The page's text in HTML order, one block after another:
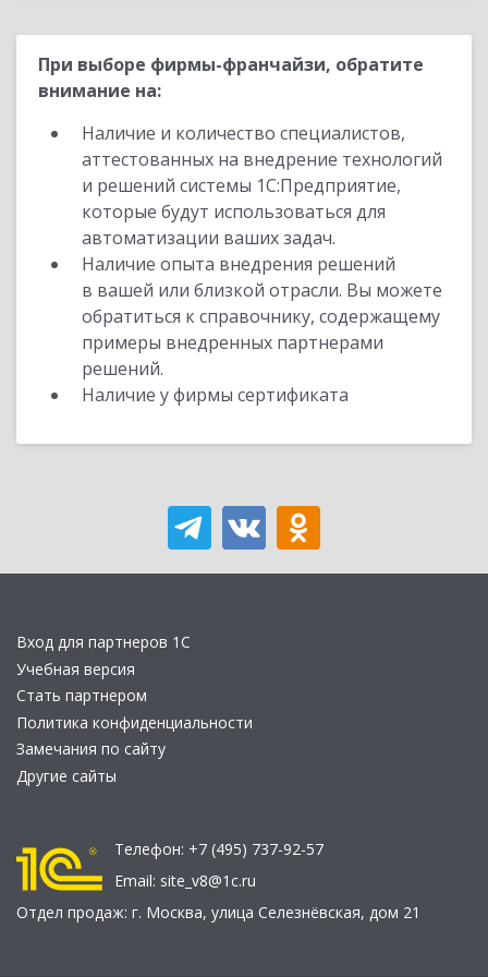
При выборе фирмы-франчайзи, обратите
внимание на:
Наличие и количество специалистов,
аттестованных на внедрение технологий
и решений системы 1С:Предприятие,
которые будут использоваться для
автоматизации ваших задач.
Наличие опыта внедрения решений
в вашей или близкой отрасли. Вы можете
обратиться к справочнику, содержащему
примеры внедренных партнерами
решений.
Наличие у фирмы сертификата
Вход для партнеров 1С
Учебная версия
Стать партнером
Политика конфиденциальности
Замечания по сайту
Другие сайты
Телефон: +7 (495) 737-92-57
Email: site_v8@1c.ru
Отдел продаж: г. Москва, улица Селезнёвская, дом 21